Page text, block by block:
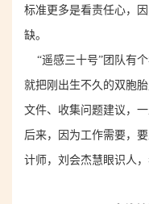
标准更多是看责任心，
缺。
“遥感三十号”团队有个
就把刚出生不久的双胞
文件、收集问题建议 ，
后来，因为工作需要，
计师，刘会杰慧眼识人